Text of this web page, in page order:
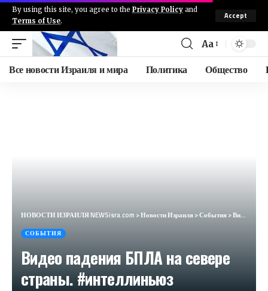
By using this site, you agree to the Privacy Policy and
Terms of Use.
Accept
Aa
Все новости Израиля и мира Политика Общество
НОВОСТИ ИЗРАИЛЯ NEWSisra.com >Новости Израиля>События>Видео падения БПЛА на севере страны. #интеллиньюз
СОБЫТИЯ
Видео падения БПЛА на севере
страны. #интеллиньюз